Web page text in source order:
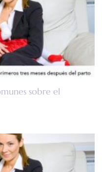
sobre el